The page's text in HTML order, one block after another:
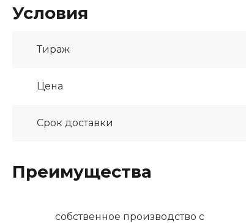
Условия
Тираж
Цена
Срок доставки
Преимущества
собственное производство с